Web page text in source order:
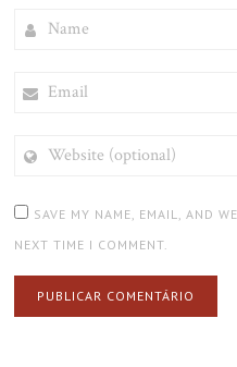
(OPTIONAL)
SAVE MY NAME, EMAIL, AND
NEXT TIME I COMMENT.